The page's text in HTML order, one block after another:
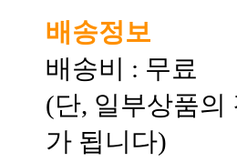
배송정보
배송비 : 무료
(단, 일부상품의
가 됩니다)